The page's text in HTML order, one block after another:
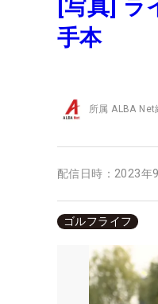
[写真] ラ
手本
所属ALBA Net
配信日時： 2023年
ゴルフライフ